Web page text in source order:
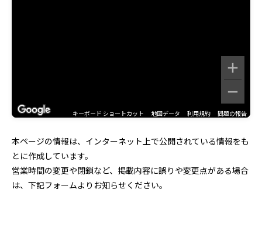
キーボード ショートカット 地図データ 利用規約 問題の報告
本ページの情報は、インターネット上で公開されている情報をも
とに作成しています。
営業時間の変更や閉鎖など、掲載内容に誤りや変更点がある場合
は、下記フォームよりお知らせください。